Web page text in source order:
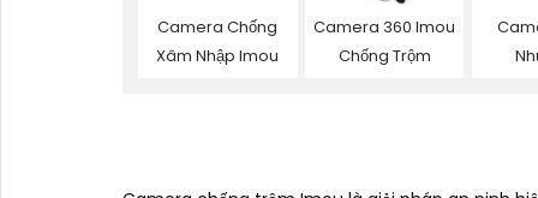
Camera Chống
Xâm Nhập Imou
Camera 360 Imou
Chống Trộm